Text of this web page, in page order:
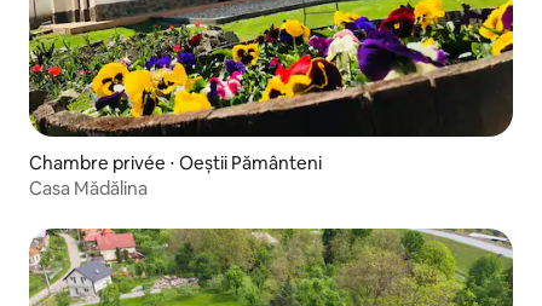
Chambre privée ⋅ Oeștii Pământeni
Casa Mădălina